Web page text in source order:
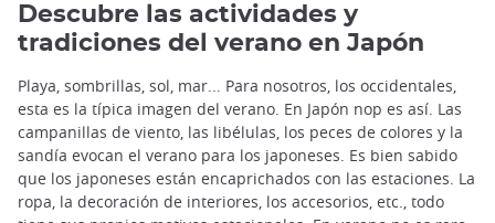
Descubre las actividades y
tradiciones del verano en Japón
Playa, sombrillas, sol, mar... Para nosotros, los occidentales,
esta es la típica imagen del verano. En Japón nop es así. Las
campanillas de viento, las libélulas, los peces de colores y la
sandía evocan el verano para los japoneses. Es bien sabido
que los japoneses están encaprichados con las estaciones. La
ropa, la decoración de interiores, los accesorios, etc., todo